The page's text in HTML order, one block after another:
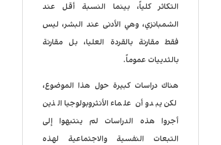
التكاثر كلياً، بينما النسبة أقل عند
الشمبانزي، وهي الأدنى عند البشر، ليس
فقط مقارنة بالقردة العليا، بل مقارنة
بالثدييات عموماً.
هناك دراسات كبيرة حول هذا الموضوع،
لكن يبدو أن علماء الأنثروبولوجيا الذين
أجروا هذه الدراسات لم ينتبهوا إلى
التبعات النفسية والاجتماعية لهذه